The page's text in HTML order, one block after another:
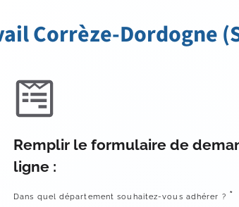
Corrèze-Dordogne
Remplir le formulaire de
ligne :
Dans quel département souhaitez-vous adhérer ? *